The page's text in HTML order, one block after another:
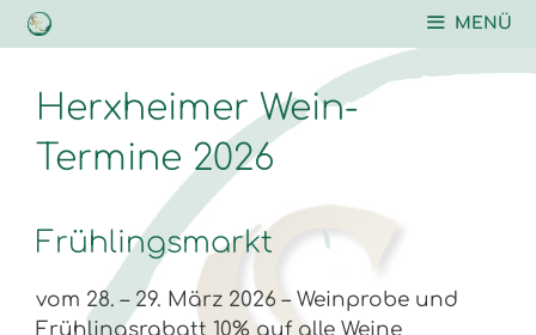
Zum
Inhalt
MENÜ
Herxheimer Wein-
Termine 2026
Frühlingsmarkt
vom 28. – 29. März 2026 – Weinprobe und
Frühlingsrabatt 10% auf alle Weine